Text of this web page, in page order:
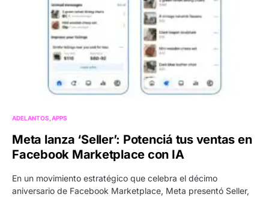
ADELANTOS APPS
Meta lanza ‘Seller’: Potenciá tus ventas en
Facebook Marketplace con IA
En un movimiento estratégico que celebra el décimo
aniversario de Facebook Marketplace, Meta presentó Seller,